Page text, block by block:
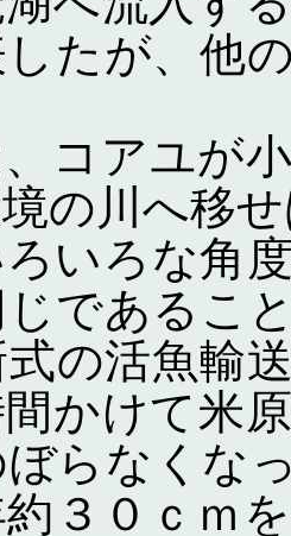
たが、他
コアユが
の川へ移
いろな角
であるこ
の活魚輸
かけて米
らなくな
３０ｃｍ